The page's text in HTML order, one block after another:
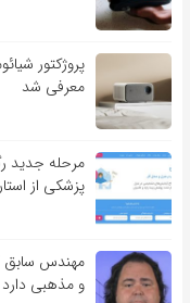
معرفی شد
مرحله جدید
پزشکی از
مهندس سابق
و مذهبی دارد